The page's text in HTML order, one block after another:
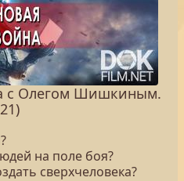
с Олегом Шишкиным.
на поле боя?
сверхчеловека?